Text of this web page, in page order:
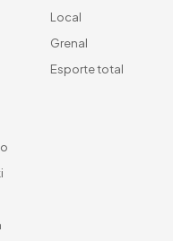
Local
Grenal
Esporte total